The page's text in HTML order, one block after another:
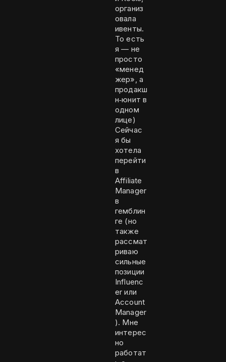
организ
овала
ивенты.
То есть
я — не
просто
«менед
жер», а
продакш
н‑юнит в
одном
лице)
Сейчас
я бы
хотела
перейти
в
Affiliate
Manager
в
гемблин
ге (но
также
рассмат
риваю
сильные
позиции
Influenc
er или
Account
Manager
). Мне
интерес
но
работат